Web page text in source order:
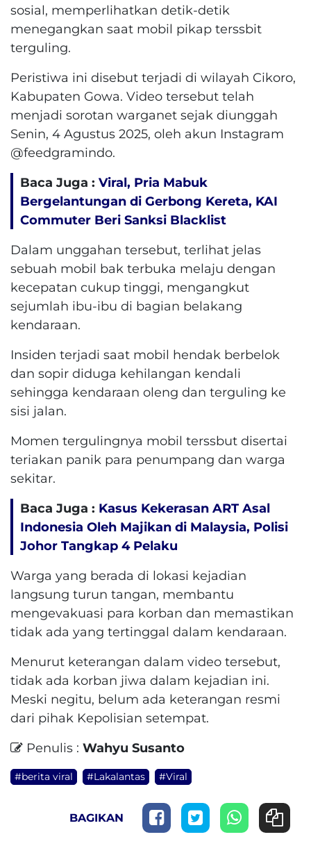
sosial, memperlihatkan detik-detik
menegangkan saat mobil pikap terssbit
terguling.
Peristiwa ini disebut terjadi di wilayah Cikoro,
Kabupaten Gowa. Video tersebut telah
menjadi sorotan warganet sejak diunggah
Senin, 4 Agustus 2025, oleh akun Instagram
@feedgramindo.
Baca Juga : Viral, Pria Mabuk
Bergelantungan di Gerbong Kereta, KAI
Commuter Beri Sanksi Blacklist
Dalam unggahan tersebut, terlihat jelas
sebuah mobil bak terbuka melaju dengan
kecepatan cukup tinggi, mengangkut
sejumlah ibu-ibu di bagian belakang
kendaraan.
Insiden terjadi saat mobil hendak berbelok
dan sopir diduga kehilangan kendali
sehingga kendaraan oleng dan terguling ke
sisi jalan.
Momen tergulingnya mobil terssbut disertai
teriakan panik para penumpang dan warga
sekitar.
Baca Juga : Kasus Kekerasan ART Asal
Indonesia Oleh Majikan di Malaysia, Polisi
Johor Tangkap 4 Pelaku
Warga yang berada di lokasi kejadian
langsung turun tangan, membantu
mengevakuasi para korban dan memastikan
tidak ada yang tertinggal dalam kendaraan.
Menurut keterangan dalam video tersebut,
tidak ada korban jiwa dalam kejadian ini.
Meski negitu, belum ada keterangan resmi
dari pihak Kepolisian setempat.
Penulis : Wahyu Susanto
#berita viral #Lakalantas #Viral
BAGIKAN